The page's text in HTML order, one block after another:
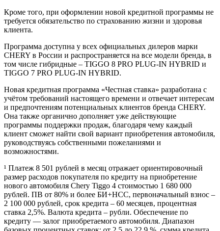
Кроме того, при оформлении новой кредитной программы не
требуется обязательство по страхованию жизни и здоровья
клиента.
Программа доступна у всех официальных дилеров марки
CHERY в России и распространяется на все модели бренда, в
том числе гибридные – TIGGO 8 PRO PLUG-IN HYBRID и
TIGGO 7 PRO PLUG-IN HYBRID.
Новая кредитная программа «Честная ставка» разработана с
учётом требований настоящего времени и отвечает интересам
и предпочтениям потенциальных клиентов бренда CHERY.
Она также органично дополняет уже действующие
программы поддержки продаж, благодаря чему каждый
клиент сможет найти свой вариант приобретения автомобиля,
руководствуясь собственными пожеланиями и
возможностями.
¹ Платеж 8 501 рублей в месяц отражает ориентировочный
размер расходов покупателя по кредиту на приобретение
нового автомобиля Chery Tiggo 4 стоимостью 1 680 000
рублей. ПВ от 80% и более БИ+НСС, первоначальный взнос –
2 100 000 рублей, срок кредита – 60 месяцев, процентная
ставка 2,5%. Валюта кредита – рубли. Обеспечение по
кредиту — залог приобретаемого автомобиля. Диапазон